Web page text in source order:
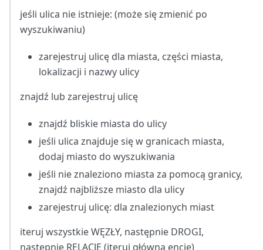
jeśli ulica nie istnieje: (może się zmienić po
wyszukiwaniu)
zarejestruj ulicę dla miasta, części miasta,
lokalizacji i nazwy ulicy
znajdź lub zarejestruj ulicę
znajdź bliskie miasta do ulicy
jeśli ulica znajduje się w granicach miasta,
dodaj miasto do wyszukiwania
jeśli nie znaleziono miasta za pomocą granicy,
znajdź najbliższe miasto dla ulicy
zarejestruj ulicę: dla znalezionych miast
iteruj wszystkie WĘZŁY, następnie DROGI,
następnie RELACJE (iteruj główną encję)